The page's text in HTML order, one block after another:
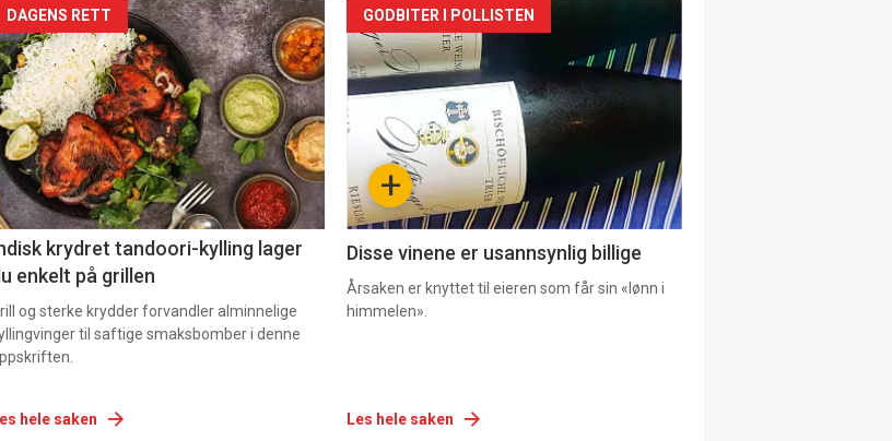
Forsiden
DAGENS RETT
krydret tandoori-kylling lager
enkelt på grillen
og sterke krydder forvandler alminnelige
til saftige smaksbomber i denne
hele saken
Forsiden
akkurat
nå
3 +
GODBITER I POLLISTEN
Disse vinene er usannsynlig billige
Årsaken er knyttet til eieren som får sin «lønn i
himmelen».
Les hele saken